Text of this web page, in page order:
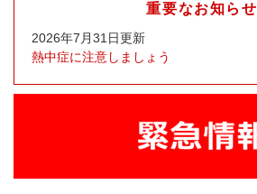
重要なお知らせ
2026年7月31日更新
熱中症に注意しましょう